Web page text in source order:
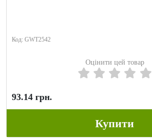
Код: GWT2542
Оцінити цей товар
93.14 грн.
Купити